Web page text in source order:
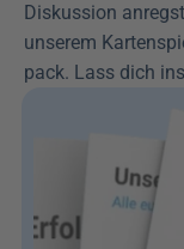
Diskussion
unserem
pack. Lass dich